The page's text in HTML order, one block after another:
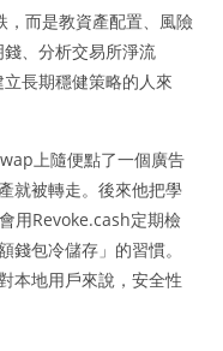
而是教資產配置、風險
、分析交易所淨流
長期穩健策略的人來
上隨便點了一個廣告
就被轉走。後來他把學
用Revoke.cash定期檢
錢包冷儲存」的習慣。
本地用戶來說，安全性